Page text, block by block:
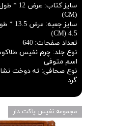
سایز کتاب:
(CM)
سایز جعبه:
4.5 (CM)
تعداد صفحات:
640
نوع جلد: چرم نفیس
اسم متوفی
نوع صحافی: ته دوخت
گرد
مجموعه نفیس پاکت دار